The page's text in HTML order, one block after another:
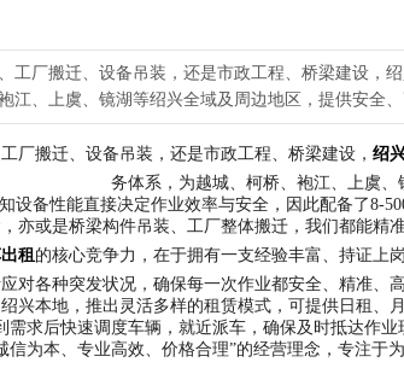
工厂搬迁、设备吊装，还是市政工程、桥梁建设，
江、上虞、镜湖等绍兴全域及周边地区，提供安全
厂搬迁、设备吊装，还是市政工程、桥梁建设， 绍
务体系，为越城、柯桥、袍江、上虞
设备性能直接决定作业效率与安全，因此配备了8-
亦或是桥梁构件吊装、工厂整体搬迁，我们都能
租的核心竞争力，在于拥有一支经验丰富、持证上
对各种突发状况，确保每一次作业都安全、精准
兴本地，推出灵活多样的租赁模式，可提供日租
需求后快速调度车辆，就近派车，确保及时抵达作
信为本、专业高效、价格合理”的经营理念，专注